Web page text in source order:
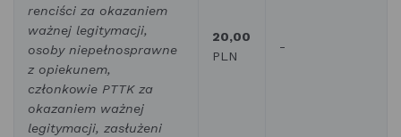
renciści za okazaniem
ważnej legitymacji,
osoby niepełnosprawne
z opiekunem,
członkowie PTTK za
okazaniem ważnej
legitymacji, zasłużeni
20,00
PLN
-